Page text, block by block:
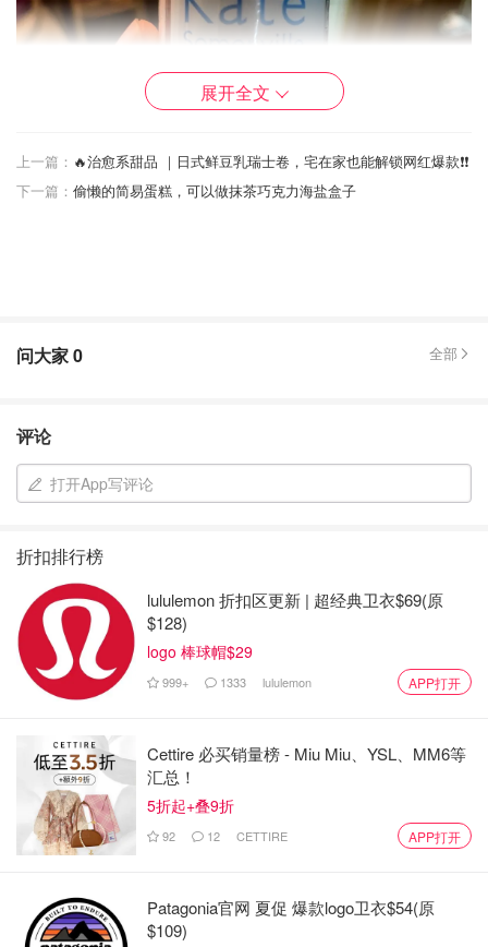
等干了之后就了无痕迹。
展开全文
上一篇： 🔥治愈系甜品 ｜日式鲜豆乳瑞士卷，宅在家也能解锁网红爆款❗️❗️
下一篇： 偷懒的简易蛋糕，可以做抹茶巧克力海盐盒子
问大家0 全部
评论
打开App写评论
折扣排行榜
lululemon 折扣区更新 | 超经典卫衣$69(原
$128)
logo 棒球帽$29
999+ 1333 lululemon APP打开
Cettire 必买销量榜 - Miu Miu、YSL、MM6等
汇总！
5折起+叠9折
92 12 CETTIRE APP打开
Patagonia官网 夏促 爆款logo卫衣$54(原
$109)